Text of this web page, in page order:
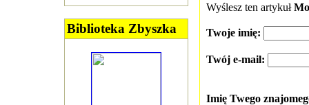
Biblioteka Zbyszka
Wyślesz ten artykuł
Twoje imię:
Twój e-mail:
Imię Twego